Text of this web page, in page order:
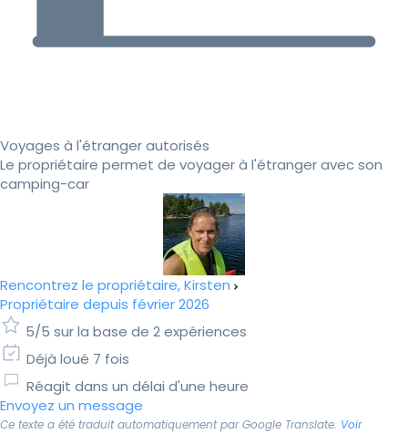
Voyages à l'étranger autorisés
Le propriétaire permet de voyager à l'étranger avec son
camping-car
Rencontrez le propriétaire, Kirsten
Propriétaire depuis février 2026
5/5 sur la base de 2 expériences
Déjà loué 7 fois
Réagit dans un délai d'une heure
Envoyez un message
Ce texte a été traduit automatiquement par Google Translate. Voir